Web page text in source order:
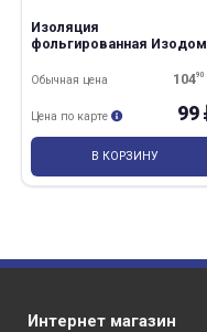
Изоляция
фольгированная Изодом
10490
Обычная цена
99
Цена по карте
В КОРЗИНУ
Интернет магазин